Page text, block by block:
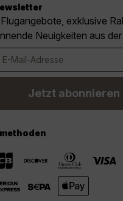
exklusive
Neuigkeiten aus
Jetzt abonnieren